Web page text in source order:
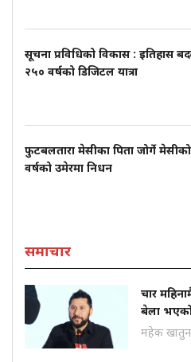
सूचना प्रविधिको विकास : इतिहास
२५० वर्षको डिजिटल यात्रा
फुटबलतारा मेसीका पिता जोर्गे
वर्षको उमेरमा निधन
समाचार
चार
बेला
महेक खातुन